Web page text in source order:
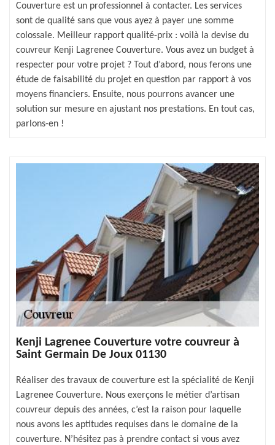
Couverture est un professionnel à contacter. Les services
sont de qualité sans que vous ayez à payer une somme
colossale. Meilleur rapport qualité-prix : voilà la devise du
couvreur Kenji Lagrenee Couverture. Vous avez un budget à
respecter pour votre projet ? Tout d’abord, nous ferons une
étude de faisabilité du projet en question par rapport à vos
moyens financiers. Ensuite, nous pourrons avancer une
solution sur mesure en ajustant nos prestations. En tout cas,
parlons-en !
Kenji Lagrenee Couverture votre couvreur à
Saint Germain De Joux 01130
Réaliser des travaux de couverture est la spécialité de Kenji
Lagrenee Couverture. Nous exerçons le métier d’artisan
couvreur depuis des années, c’est la raison pour laquelle
nous avons les aptitudes requises dans le domaine de la
couverture. N’hésitez pas à prendre contact si vous avez